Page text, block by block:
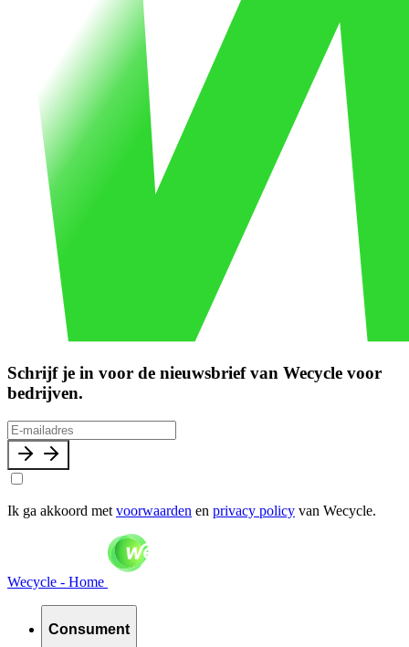
Schrijf je in voor de nieuwsbrief van Wecycle voor
bedrijven.
Ik ga akkoord met voorwaarden en privacy policy van Wecycle.
Wecycle - Home
Consument